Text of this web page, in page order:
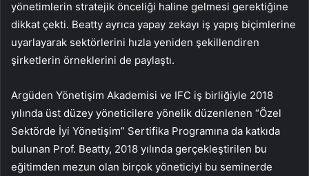
yönetimlerin stratejik önceliği haline gelmesi gerektiğine
dikkat çekti. Beatty ayrıca yapay zekayı iş yapış biçimlerine
uyarlayarak sektörlerini hızla yeniden şekillendiren
şirketlerin örneklerini de paylaştı.
Argüden Yönetişim Akademisi ve IFC iş birliğiyle 2018
yılında üst düzey yöneticilere yönelik düzenlenen “Özel
Sektörde İyi Yönetişim” Sertifika Programına da katkıda
bulunan Prof. Beatty, 2018 yılında gerçekleştirilen bu
eğitimden mezun olan birçok yöneticiyi bu seminerde